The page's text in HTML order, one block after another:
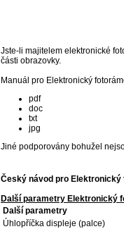
Jste-li majitelem elektronické
části obrazovky.
Manuál pro Elektronický
pdf
doc
txt
jpg
Jiné podporovány bohužel
Český návod pro Elektronický
Další parametry Elektronický
Další parametry
Úhlopříčka displeje (palce)